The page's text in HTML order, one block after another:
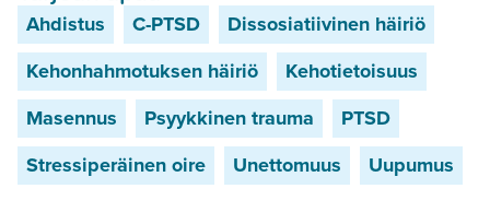
Ahdistus C-PTSD
Dissosiatiivinen häiriö
Kehonhahmotuksen häiriö
Kehotietoisuus
Masennus
Psyykkinen trauma
PTSD
Stressiperäinen oire
Unettomuus Uupumus